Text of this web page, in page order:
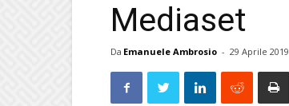
Mediaset
Da Emanuele Ambrosio - 29 Aprile 2019